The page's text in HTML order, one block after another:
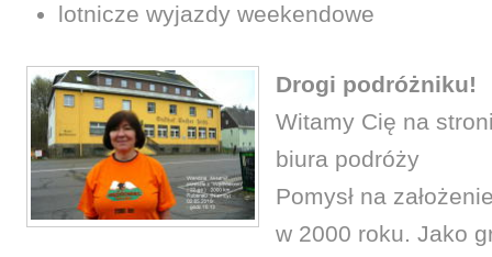
lotnicze wyjazdy weekendowe
Drogi podróżniku!
Witamy Cię na
biura podróży
Pomysł na
w 2000 roku. Jako